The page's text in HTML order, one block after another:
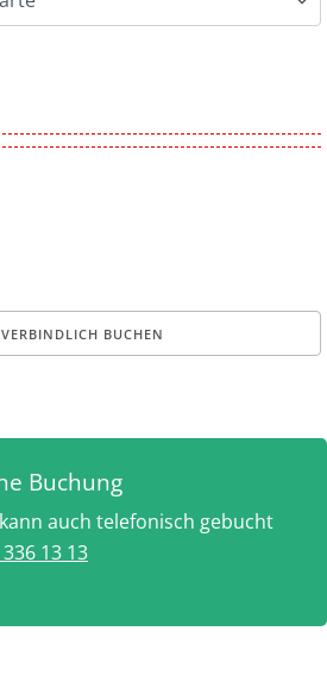
Buchung
auch telefonisch gebucht
13 13